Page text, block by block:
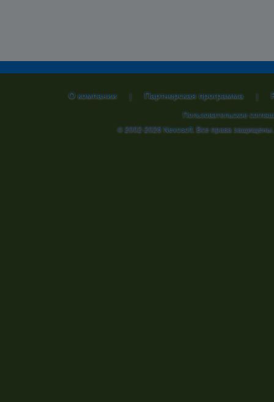
О компании | Партнерская программа |
Пользовательское
© 2002-2026Nevosoft. Все права защищены